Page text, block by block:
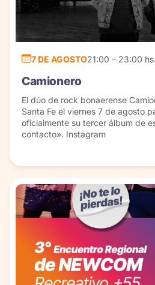
7 DE AGOSTO21:00 – 23:00 hs.
Camionero
El dúo de rock bonaerense
Santa Fe el viernes 7 de agosto
oficialmente su tercer álbum de
contacto». Instagram